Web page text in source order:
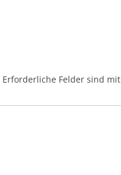
Erforderliche Felder sind mit